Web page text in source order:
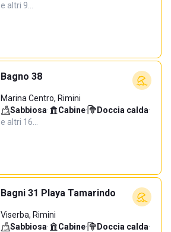
e altri 9…
Bagno 38
Marina Centro, Rimini
Sabbiosa· Cabine· Doccia calda·
e altri 16…
Bagni 31 Playa Tamarindo
Viserba, Rimini
Sabbiosa· Cabine· Doccia calda·